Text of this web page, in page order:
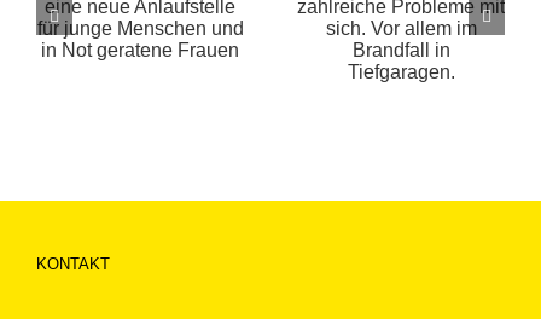
zahlreiche
Probleme mit
zunehmend zum
politischen
Thema.
KONTAKT